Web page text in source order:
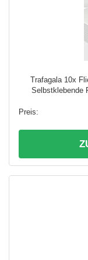
Trafagala 10x
Selbstklebende